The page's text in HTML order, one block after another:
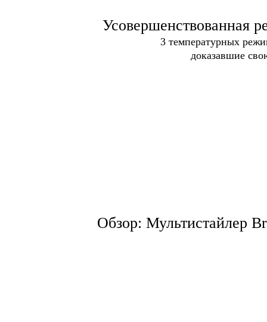
Усовершенствованная
3 температурных
доказавшие
Обзор: Мультистайлер